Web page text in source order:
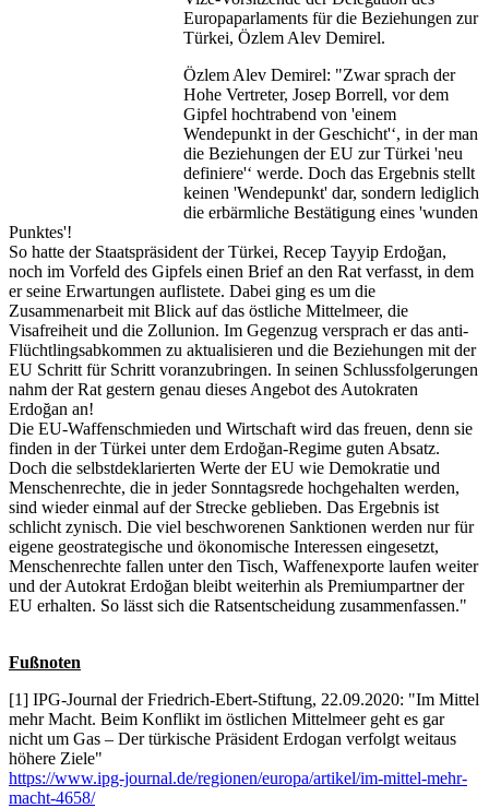
Europaparlaments für die Beziehungen zur
Türkei, Özlem Alev Demirel.
Özlem Alev Demirel: "Zwar sprach der
Hohe Vertreter, Josep Borrell, vor dem
Gipfel hochtrabend von 'einem
Wendepunkt in der Geschicht'‘, in der man
die Beziehungen der EU zur Türkei 'neu
definiere'‘ werde. Doch das Ergebnis stellt
keinen 'Wendepunkt' dar, sondern lediglich
die erbärmliche Bestätigung eines 'wunden
Punktes'!
So hatte der Staatspräsident der Türkei, Recep Tayyip Erdoğan,
noch im Vorfeld des Gipfels einen Brief an den Rat verfasst, in dem
er seine Erwartungen auflistete. Dabei ging es um die
Zusammenarbeit mit Blick auf das östliche Mittelmeer, die
Visafreiheit und die Zollunion. Im Gegenzug versprach er das anti-
Flüchtlingsabkommen zu aktualisieren und die Beziehungen mit der
EU Schritt für Schritt voranzubringen. In seinen Schlussfolgerungen
nahm der Rat gestern genau dieses Angebot des Autokraten
Erdoğan an!
Die EU-Waffenschmieden und Wirtschaft wird das freuen, denn sie
finden in der Türkei unter dem Erdoğan-Regime guten Absatz.
Doch die selbstdeklarierten Werte der EU wie Demokratie und
Menschenrechte, die in jeder Sonntagsrede hochgehalten werden,
sind wieder einmal auf der Strecke geblieben. Das Ergebnis ist
schlicht zynisch. Die viel beschworenen Sanktionen werden nur für
eigene geostrategische und ökonomische Interessen eingesetzt,
Menschenrechte fallen unter den Tisch, Waffenexporte laufen weiter
und der Autokrat Erdoğan bleibt weiterhin als Premiumpartner der
EU erhalten. So lässt sich die Ratsentscheidung zusammenfassen."
Fußnoten
[1] IPG-Journal der Friedrich-Ebert-Stiftung, 22.09.2020: "Im Mittel
mehr Macht. Beim Konflikt im östlichen Mittelmeer geht es gar
nicht um Gas – Der türkische Präsident Erdogan verfolgt weitaus
höhere Ziele"
https://www.ipg-journal.de/regionen/europa/artikel/im-mittel-mehr-
macht-4658/